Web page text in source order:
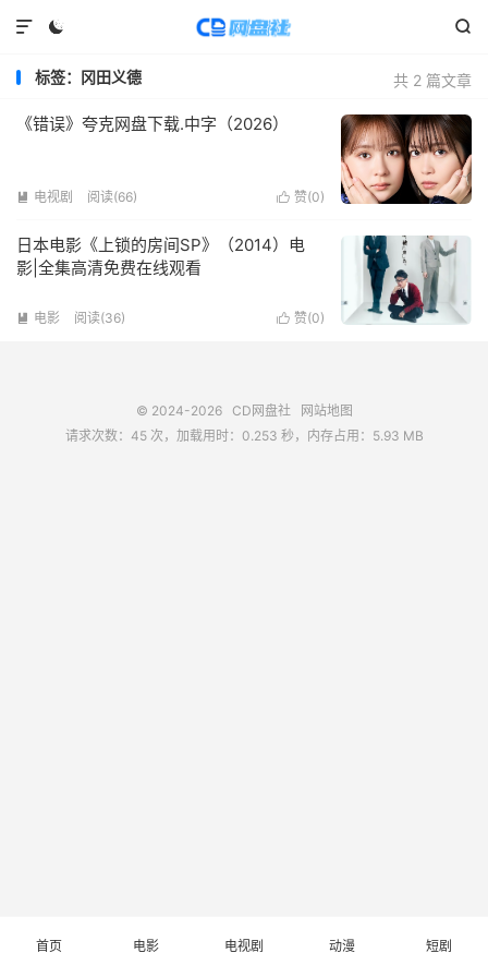
 

共 2 篇文章
标签：冈田义德
《错误》夸克网盘下载.中字（2026）
 赞(0)
 电视剧 阅读(66)
日本电影《上锁的房间SP》（2014）电
影|全集高清免费在线观看
 赞(0)
 电影 阅读(36)
© 2024-2026 CD网盘社
网站地图
请求次数：45 次，加载用时：0.253 秒，内存占用：5.93 MB
首页 电影 电视剧 动漫 短剧